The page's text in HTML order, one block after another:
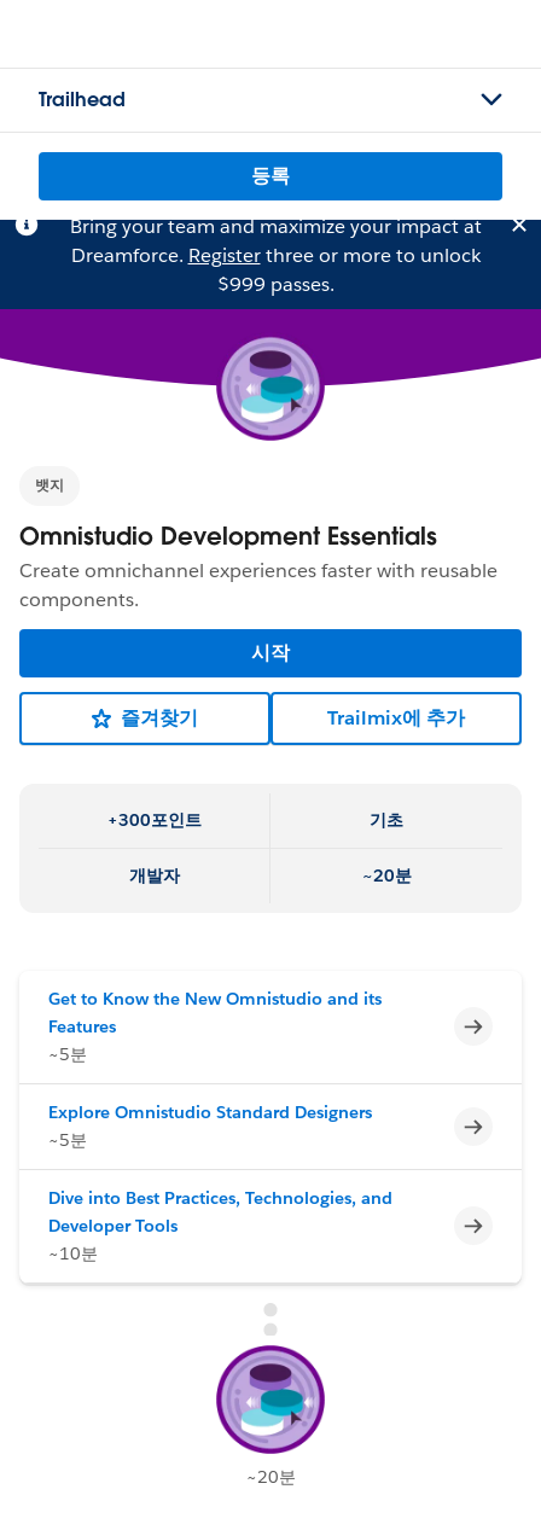
Trailhead
등록
Bring your team and maximize your impact at
Dreamforce. Registerthree or more to unlock
$999 passes.
뱃지
Omnistudio Development Essentials
Create omnichannel experiences faster with reusable
components.
시작
즐겨찾기 Trailmix에 추가
+300포인트 기초
개발자 ~20분
Get to Know the New Omnistudio and its
Features
~5분
미완료
Explore Omnistudio Standard Designers
~5분
미완료
Dive into Best Practices, Technologies, and
Developer Tools
~10분
미완료
~20분